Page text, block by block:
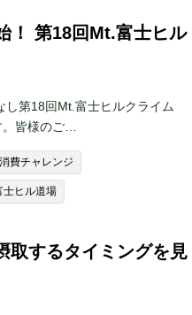
！ 第18回Mt.富士ヒル
第18回Mt.富士ヒルクライム
皆様のご…
費チャレンジ
士ヒル道場
取するタイミングを見